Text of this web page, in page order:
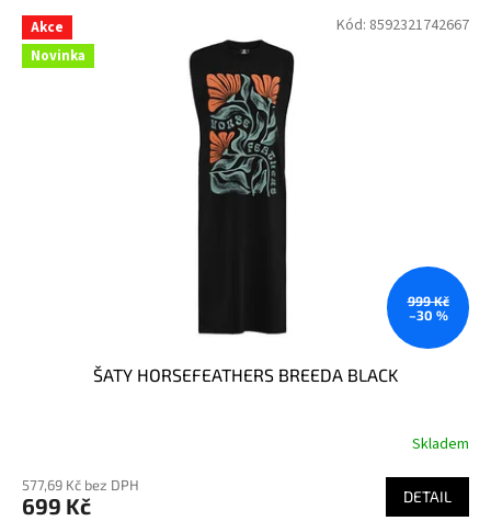
V
p
Akce
Novinka
999 Kč
–30 %
ŠATY HORSEFEATHERS BREEDA BLACK
Skladem
577,69 Kč bez DPH
699 Kč DETAIL
Kód: 8592321742667